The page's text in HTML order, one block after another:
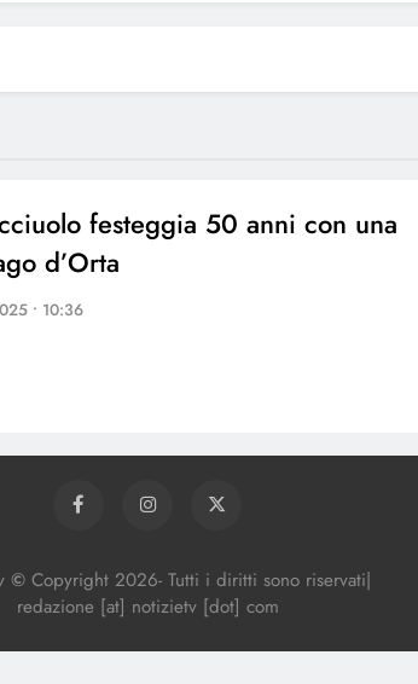
festeggia 50 anni con una
d’Orta
• 10:36
©Copyright2026- Tutti i diritti sono riservati|
redazione [at] notizietv [dot] com